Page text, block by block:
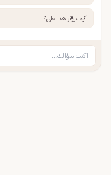
كيف يؤثر هذا علي؟